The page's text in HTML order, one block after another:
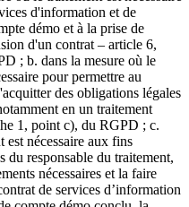
d'information et de
démo et à la prise de
d'un contrat – article 6,
; b. dans la mesure où le
pour permettre au
des obligations légales
en un traitement
1, point c), du RGPD ; c.
est nécessaire aux fins
du responsable du traitement,
nécessaires et la faire
de services d’information